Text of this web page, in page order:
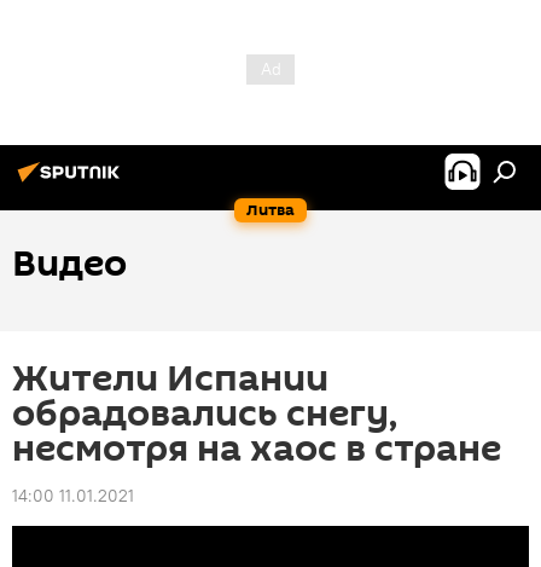
Литва
Видео
Жители Испании
обрадовались снегу,
несмотря на хаос в стране
14:00 11.01.2021